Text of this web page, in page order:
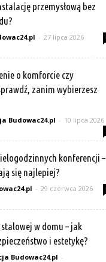
przemysłową bez
- 27 lipca 2026
o komforcie czy
zanim wybierzesz
Budowac24.pl - 10 lipca 2026
konferencji –
się najlepiej?
- 29 czerwca 2026
w domu – jak
i estetykę?
Budowac24.pl -